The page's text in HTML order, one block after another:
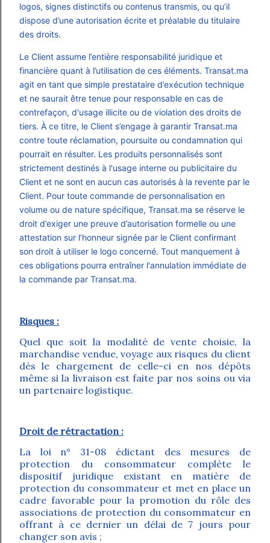
logos, signes distinctifs ou contenus transmis, ou qu’il
dispose d’une autorisation écrite et préalable du titulaire
des droits.
Le Client assume l’entière responsabilité juridique et
financière quant à l’utilisation de ces éléments. Transat.ma
agit en tant que simple prestataire d’exécution technique
et ne saurait être tenue pour responsable en cas de
contrefaçon, d'usage illicite ou de violation des droits de
tiers. À ce titre, le Client s’engage à garantir Transat.ma
contre toute réclamation, poursuite ou condamnation qui
pourrait en résulter. Les produits personnalisés sont
strictement destinés à l'usage interne ou publicitaire du
Client et ne sont en aucun cas autorisés à la revente par le
Client. Pour toute commande de personnalisation en
volume ou de nature spécifique, Transat.ma se réserve le
droit d’exiger une preuve d’autorisation formelle ou une
attestation sur l’honneur signée par le Client confirmant
son droit à utiliser le logo concerné. Tout manquement à
ces obligations pourra entraîner l'annulation immédiate de
la commande par Transat.ma.
Risques :
Quel que soit la modalité de vente choisie, la
marchandise vendue, voyage aux risques du client
dès le chargement de celle-ci en nos dépôts
même si la livraison est faite par nos soins ou via
un partenaire logistique.
Droit de rétractation :
La loi n° 31-08 édictant des mesures de
protection du consommateur complète le
dispositif juridique existant en matière de
protection du consommateur et met en place un
cadre favorable pour la promotion du rôle des
associations de protection du consommateur en
offrant à ce dernier un délai de 7 jours pour
changer son avis ;